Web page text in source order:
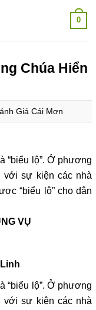
0
Chúa Hiển
Giá Cái Mơn
“biểu lộ”. Ở phương
với sự kiện các nhà
“biểu lộ” cho dân
VỤ
“biểu lộ”. Ở phương
với sự kiện các nhà